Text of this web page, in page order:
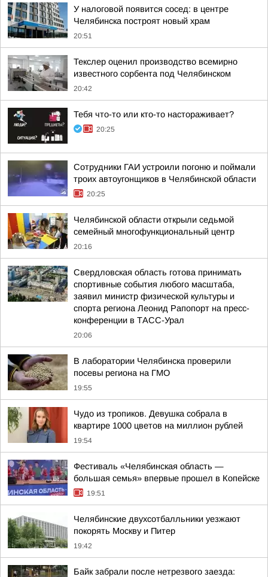
У налоговой появится сосед: в центре
Челябинска построят новый храм
20:51
Текслер оценил производство всемирно
известного сорбента под Челябинском
20:42
Тебя что-то или кто-то настораживает?
20:25
Сотрудники ГАИ устроили погоню и поймали
троих автоугонщиков в Челябинской области
20:25
Челябинской области открыли седьмой
семейный многофункциональный центр
20:16
Свердловская область готова принимать
спортивные события любого масштаба,
заявил министр физической культуры и
спорта региона Леонид Рапопорт на пресс-
конференции в ТАСС-Урал
20:06
В лаборатории Челябинска проверили
посевы региона на ГМО
19:55
Чудо из тропиков. Девушка собрала в
квартире 1000 цветов на миллион рублей
19:54
Фестиваль «Челябинская область —
большая семья» впервые прошел в Копейске
19:51
Челябинские двухсотбалльники уезжают
покорять Москву и Питер
19:42
Байк забрали после нетрезвого заезда: